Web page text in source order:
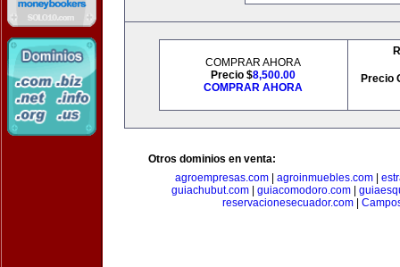
COMPRAR AHORA
Precio $8,500.00
COMPRAR AHORA
Precio
Otros dominios en venta:
agroempresas.com| agroinmuebles.com|
guiachubut.com
guiacomodoro.com
reservacionesecuador.com